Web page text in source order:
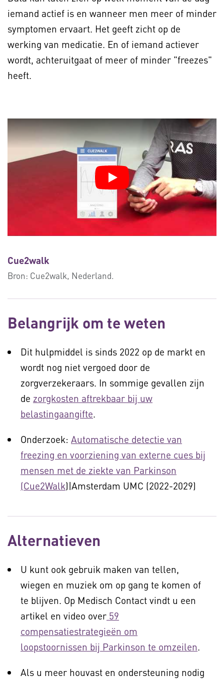
iemand actief is en wanneer men meer of minder
symptomen ervaart. Het geeft zicht op de
werking van medicatie. En of iemand actiever
wordt, achteruitgaat of meer of minder "freezes"
heeft.
Cue2walk
Bron: Cue2walk, Nederland.
Belangrijk om te weten
Dit hulpmiddel is sinds 2022 op de markt en
wordt nog niet vergoed door de
zorgverzekeraars. In sommige gevallen zijn
de zorgkosten aftrekbaar bij uw
belastingaangifte.
Onderzoek: Automatische detectie van
freezing en voorziening van externe cues bij
mensen met de ziekte van Parkinson
(Cue2Walk)|Amsterdam UMC (2022-2029)
Alternatieven
U kunt ook gebruik maken van tellen,
wiegen en muziek om op gang te komen of
te blijven. Op Medisch Contact vindt u een
artikel en video over 59
compensatiestrategieën om
loopstoornissen bij Parkinson te omzeilen.
Als u meer houvast en ondersteuning nodig